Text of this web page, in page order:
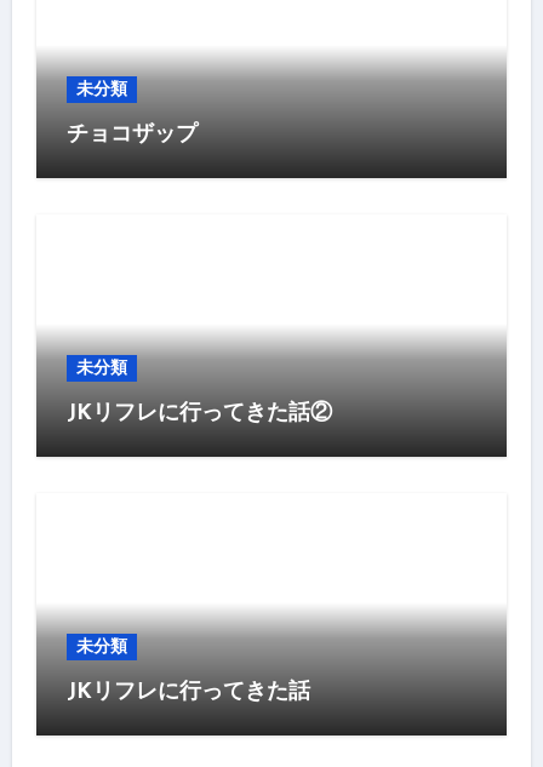
未分類
チョコザップ
未分類
JKリフレに行ってきた話②
未分類
JKリフレに行ってきた話